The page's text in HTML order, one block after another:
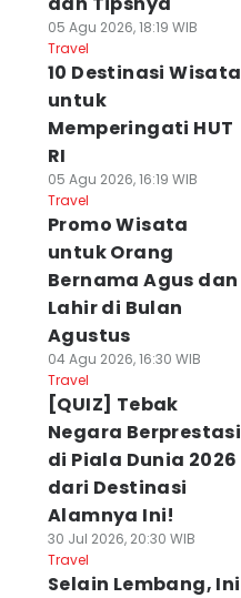
05 Agu 2026, 18:19 WIB
Travel
10 Destinasi Wisata
untuk
Memperingati HUT
RI
05 Agu 2026, 16:19 WIB
Travel
Promo Wisata
untuk Orang
Bernama Agus dan
Lahir di Bulan
Agustus
04 Agu 2026, 16:30 WIB
Travel
[QUIZ] Tebak
Negara Berprestasi
di Piala Dunia 2026
dari Destinasi
Alamnya Ini!
30 Jul 2026, 20:30 WIB
Travel
Selain Lembang, Ini